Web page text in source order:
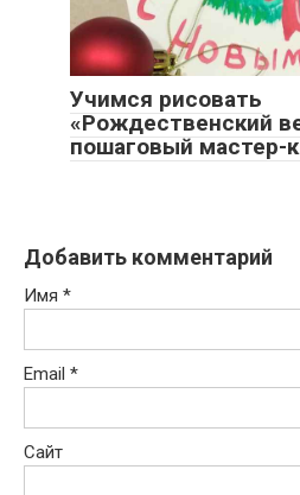
Учимся рисовать
«Рождественский
пошаговый мастер-
Добавить комментарий
Имя *
Email *
Сайт